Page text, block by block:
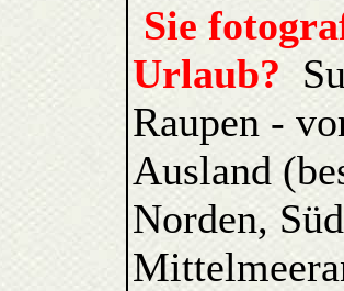
Sie
Urlaub?
Raupen -
Ausland
Norden,